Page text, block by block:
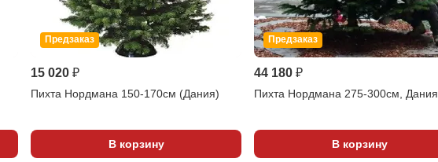
Предзаказ
15 020 ₽
Пихта Нордмана 150-170см (Дания)
В корзину
Предзаказ
44 180 ₽
Пихта Нордмана 275-300см, Дания
В корзину